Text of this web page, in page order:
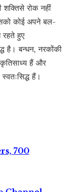
शक्तिसे रोक नहीं
कोई अपने बल-
रहते हुए
है। बन्धन, नरकोंकी
कृतिसाध्य हैं और
हैं।
700